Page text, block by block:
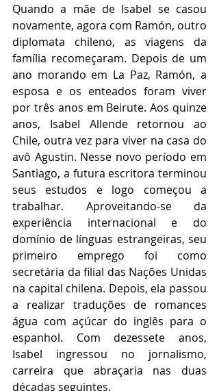
Quando a mãe de Isabel se casou
novamente, agora com Ramón, outro
diplomata chileno, as viagens da
família recomeçaram. Depois de um
ano morando em La Paz, Ramón, a
esposa e os enteados foram viver
por três anos em Beirute. Aos quinze
anos, Isabel Allende retornou ao
Chile, outra vez para viver na casa do
avô Agustin. Nesse novo período em
Santiago, a futura escritora terminou
seus estudos e logo começou a
trabalhar. Aproveitando-se da
experiência internacional e do
domínio de línguas estrangeiras, seu
primeiro emprego foi como
secretária da filial das Nações Unidas
na capital chilena. Depois, ela passou
a realizar traduções de romances
água com açúcar do inglês para o
espanhol. Com dezessete anos,
Isabel ingressou no jornalismo,
carreira que abraçaria nas duas
décadas seguintes.